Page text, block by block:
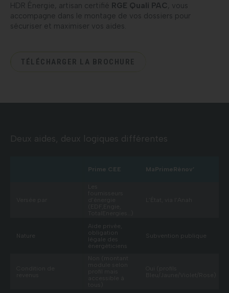
HDR Énergie, artisan certifié RGE Quali PAC
, vous
accompagne dans le montage de vos dossiers pour
sécuriser et maximiser vos aides.
TÉLÉCHARGER LA BROCHURE
Deux aides, deux logiques différentes
Prime CEE MaPrimeRénov’
Nature
Aide privée,
obligation
légale des
énergéticiens
Subvention publique